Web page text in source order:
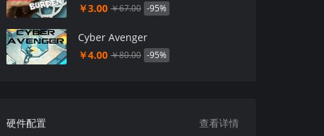
￥3.00 ￥67.00 -95%
Cyber Avenger
￥4.00 ￥80.00 -95%
硬件配置 查看详情